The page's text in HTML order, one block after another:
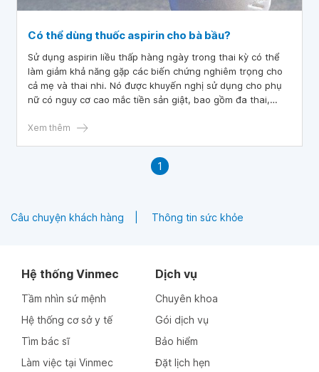
Có thể dùng thuốc aspirin cho bà bầu?
Sử dụng aspirin liều thấp hàng ngày trong thai kỳ có thể
làm giảm khả năng gặp các biến chứng nghiêm trọng cho
cả mẹ và thai nhi. Nó được khuyến nghị sử dụng cho phụ
nữ có nguy cơ cao mắc tiền sản giật, bao gồm đa thai,
huyết áp mãn tính.
Xem thêm
1
Câu chuyện khách hàng Thông tin sức khỏe
Hệ thống Vinmec
Tầm nhìn sứ mệnh
Hệ thống cơ sở y tế
Tìm bác sĩ
Làm việc tại Vinmec
Dịch vụ
Chuyên khoa
Gói dịch vụ
Bảo hiểm
Đặt lịch hẹn